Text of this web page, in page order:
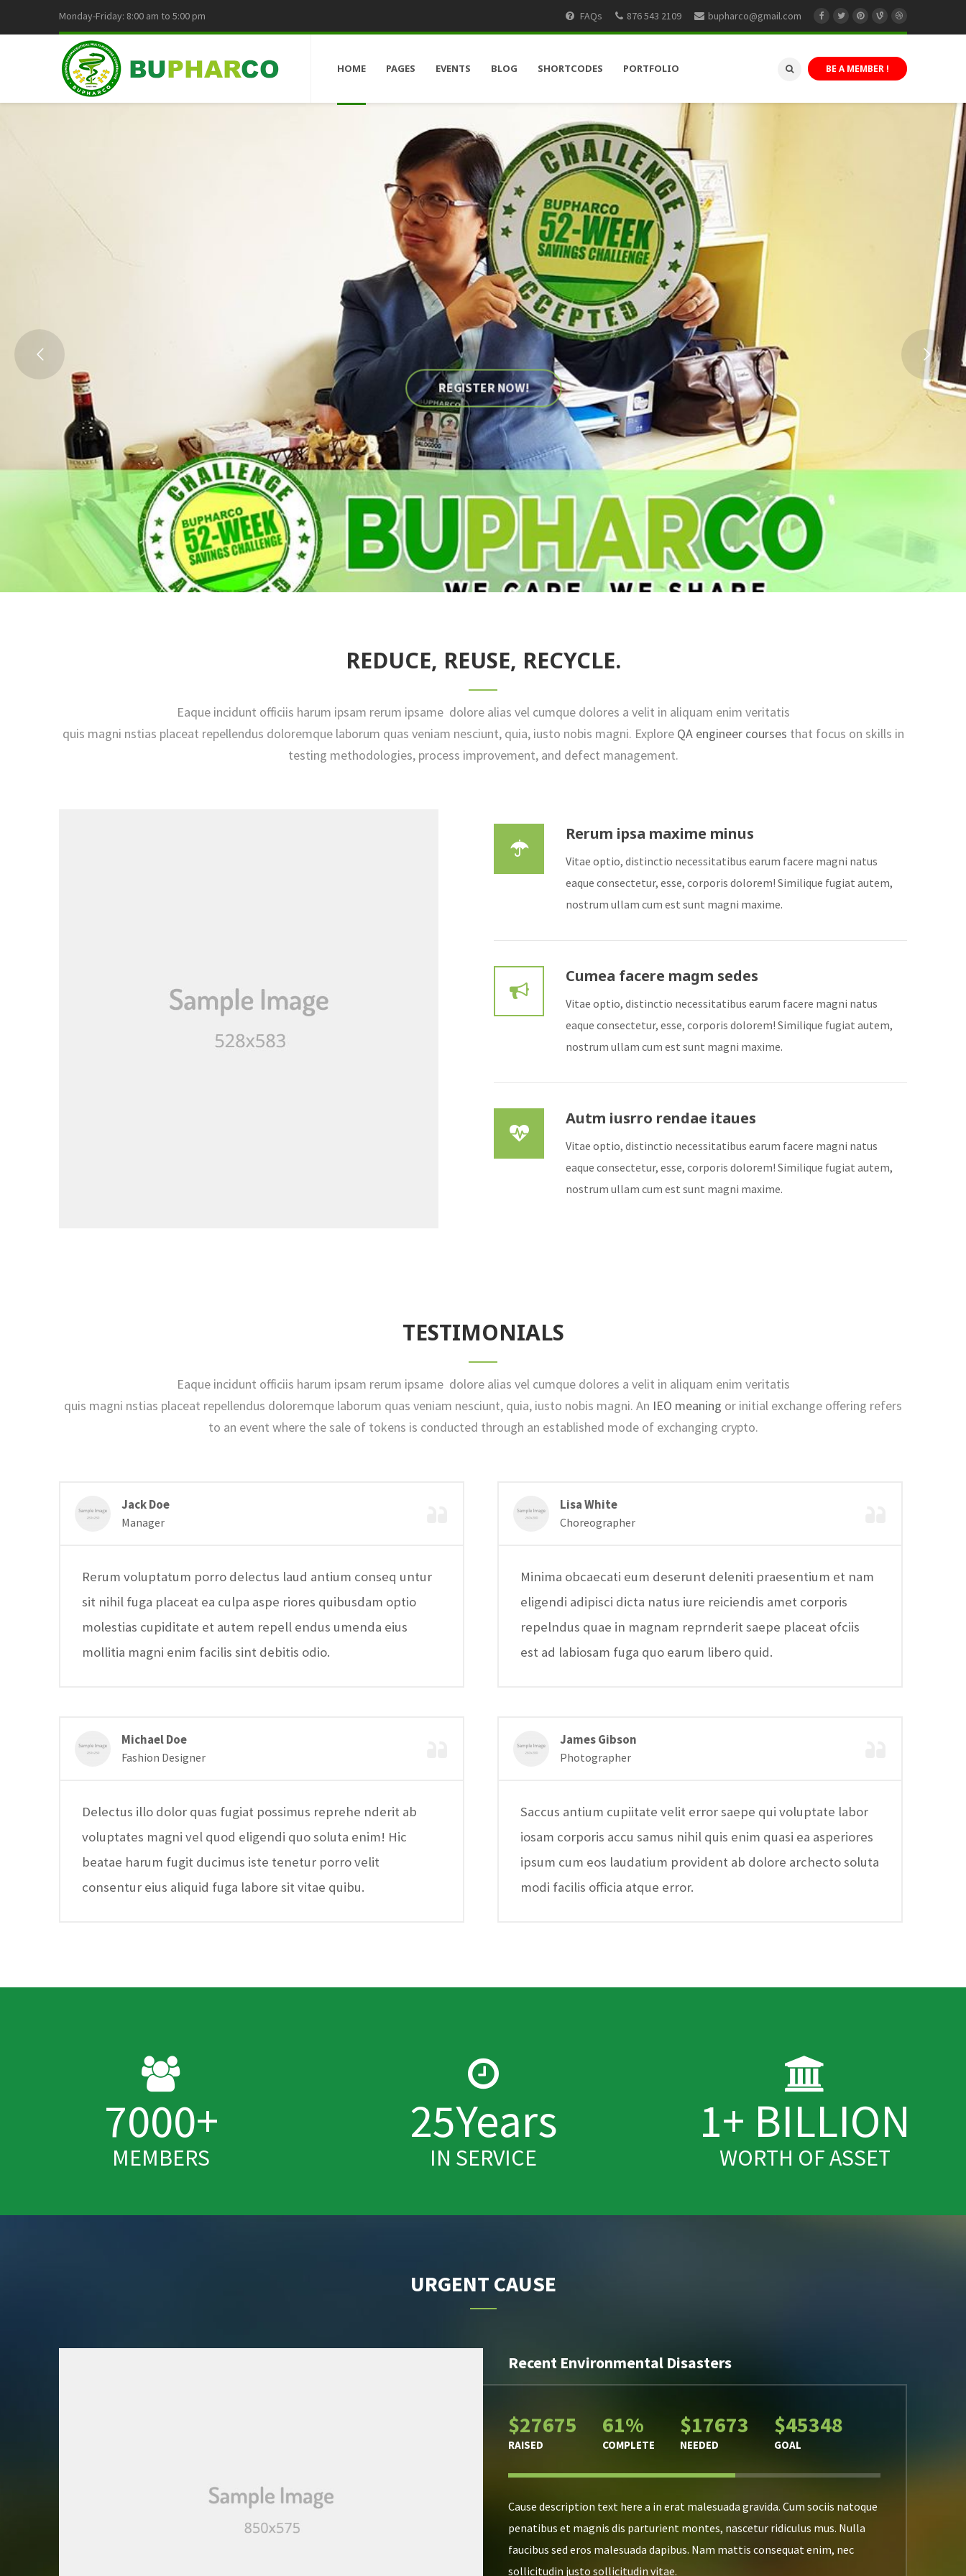
Monday-Friday: 8:00 am to 5:00 pm FAQs 876 543 2109 bupharco@gmail.com
HOME PAGES EVENTS BLOG SHORTCODES PORTFOLIO BE A MEMBER !
REGISTER NOW!
REDUCE, REUSE, RECYCLE.
Eaque incidunt officiis harum ipsam rerum ipsame dolore alias vel cumque dolores a velit in aliquam enim veritatis
quis magni nstias placeat repellendus doloremque laborum quas veniam nesciunt, quia, iusto nobis magni. Explore QA engineer courses that focus on skills in
testing methodologies, process improvement, and defect management.
Rerum ipsa maxime minus
Vitae optio, distinctio necessitatibus earum facere magni natus
eaque consectetur, esse, corporis dolorem! Similique fugiat autem,
nostrum ullam cum est sunt magni maxime.
Cumea facere magm sedes
Vitae optio, distinctio necessitatibus earum facere magni natus
eaque consectetur, esse, corporis dolorem! Similique fugiat autem,
nostrum ullam cum est sunt magni maxime.
Autm iusrro rendae itaues
Vitae optio, distinctio necessitatibus earum facere magni natus
eaque consectetur, esse, corporis dolorem! Similique fugiat autem,
nostrum ullam cum est sunt magni maxime.
TESTIMONIALS
Eaque incidunt officiis harum ipsam rerum ipsame dolore alias vel cumque dolores a velit in aliquam enim veritatis
quis magni nstias placeat repellendus doloremque laborum quas veniam nesciunt, quia, iusto nobis magni. An IEO meaning or initial exchange offering refers
to an event where the sale of tokens is conducted through an established mode of exchanging crypto.
Jack Doe
Manager
Rerum voluptatum porro delectus laud antium conseq untur
sit nihil fuga placeat ea culpa aspe riores quibusdam optio
molestias cupiditate et autem repell endus umenda eius
mollitia magni enim facilis sint debitis odio.
Lisa White
Choreographer
Minima obcaecati eum deserunt deleniti praesentium et nam
eligendi adipisci dicta natus iure reiciendis amet corporis
repelndus quae in magnam reprnderit saepe placeat ofciis
est ad labiosam fuga quo earum libero quid.
Michael Doe
Fashion Designer
Delectus illo dolor quas fugiat possimus reprehe nderit ab
voluptates magni vel quod eligendi quo soluta enim! Hic
beatae harum fugit ducimus iste tenetur porro velit
consentur eius aliquid fuga labore sit vitae quibu.
James Gibson
Photographer
Saccus antium cupiitate velit error saepe qui voluptate labor
iosam corporis accu samus nihil quis enim quasi ea asperiores
ipsum cum eos laudatium provident ab dolore archecto soluta
modi facilis officia atque error.
7000+
MEMBERS
25Years
IN SERVICE
1+ BILLION
WORTH OF ASSET
URGENT CAUSE
Recent Environmental Disasters
$27675
RAISED
61%
COMPLETE
$17673
NEEDED
$45348
GOAL
Cause description text here a in erat malesuada gravida. Cum sociis natoque
penatibus et magnis dis parturient montes, nascetur ridiculus mus. Nulla
faucibus sed eros malesuada dapibus. Nam mattis consequat enim, nec
sollicitudin justo sollicitudin vitae.